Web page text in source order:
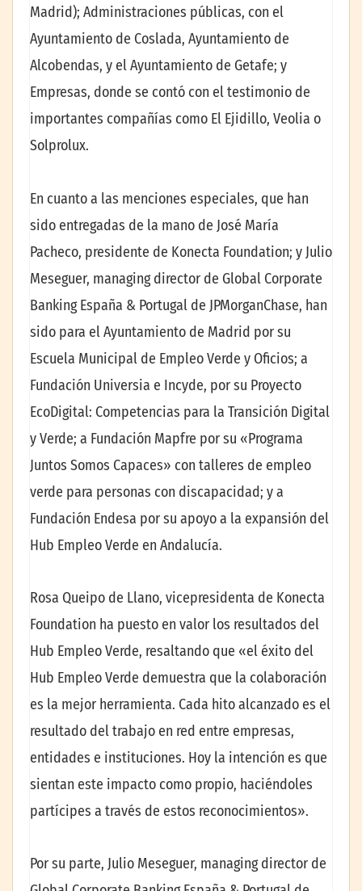
Madrid); Administraciones públicas, con el
Ayuntamiento de Coslada, Ayuntamiento de
Alcobendas, y el Ayuntamiento de Getafe; y
Empresas, donde se contó con el testimonio de
importantes compañías como El Ejidillo, Veolia o
Solprolux.
En cuanto a las menciones especiales, que han
sido entregadas de la mano de José María
Pacheco, presidente de Konecta Foundation; y Julio
Meseguer, managing director de Global Corporate
Banking España & Portugal de JPMorganChase, han
sido para el Ayuntamiento de Madrid por su
Escuela Municipal de Empleo Verde y Oficios; a
Fundación Universia e Incyde, por su Proyecto
EcoDigital: Competencias para la Transición Digital
y Verde; a Fundación Mapfre por su «Programa
Juntos Somos Capaces» con talleres de empleo
verde para personas con discapacidad; y a
Fundación Endesa por su apoyo a la expansión del
Hub Empleo Verde en Andalucía.
Rosa Queipo de Llano, vicepresidenta de Konecta
Foundation ha puesto en valor los resultados del
Hub Empleo Verde, resaltando que «el éxito del
Hub Empleo Verde demuestra que la colaboración
es la mejor herramienta. Cada hito alcanzado es el
resultado del trabajo en red entre empresas,
entidades e instituciones. Hoy la intención es que
sientan este impacto como propio, haciéndoles
partícipes a través de estos reconocimientos».
Por su parte, Julio Meseguer, managing director de